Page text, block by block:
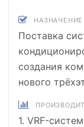
НАЗНАЧЕНИЕ
Поставка
создания
нового
1. VRF-